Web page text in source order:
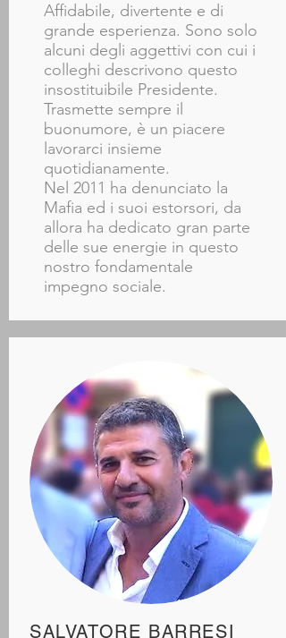
Affidabile, divertente e di
grande esperienza. Sono solo
alcuni degli aggettivi con cui i
colleghi descrivono questo
insostituibile Presidente.
Trasmette sempre il
buonumore, è un piacere
lavorarci insieme
quotidianamente.
Nel 2011 ha denunciato la
Mafia ed i suoi estorsori, da
allora ha dedicato gran parte
delle sue energie in questo
nostro fondamentale
impegno sociale.
SALVATORE BARRESI